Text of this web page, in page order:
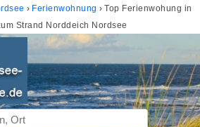
Ferienwohnung
Top Ferienwohung in
Strand Norddeich Nordsee